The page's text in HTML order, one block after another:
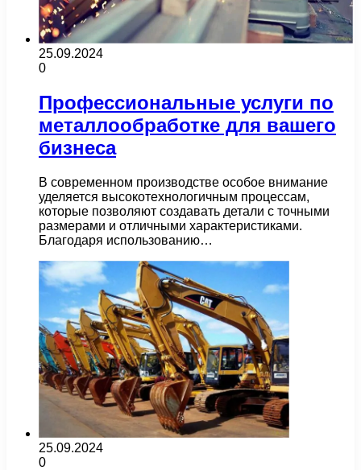
25.09.2024
0
Профессиональные услуги по
металлообработке для вашего
бизнеса
В современном производстве особое внимание
уделяется высокотехнологичным процессам,
которые позволяют создавать детали с точными
размерами и отличными характеристиками.
Благодаря использованию…
25.09.2024
0